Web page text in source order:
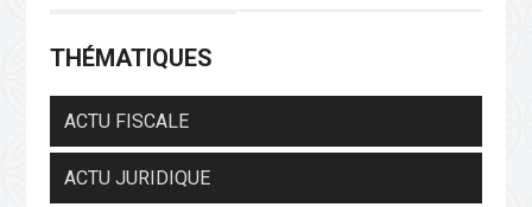
THÉMATIQUES
ACTU FISCALE
ACTU JURIDIQUE